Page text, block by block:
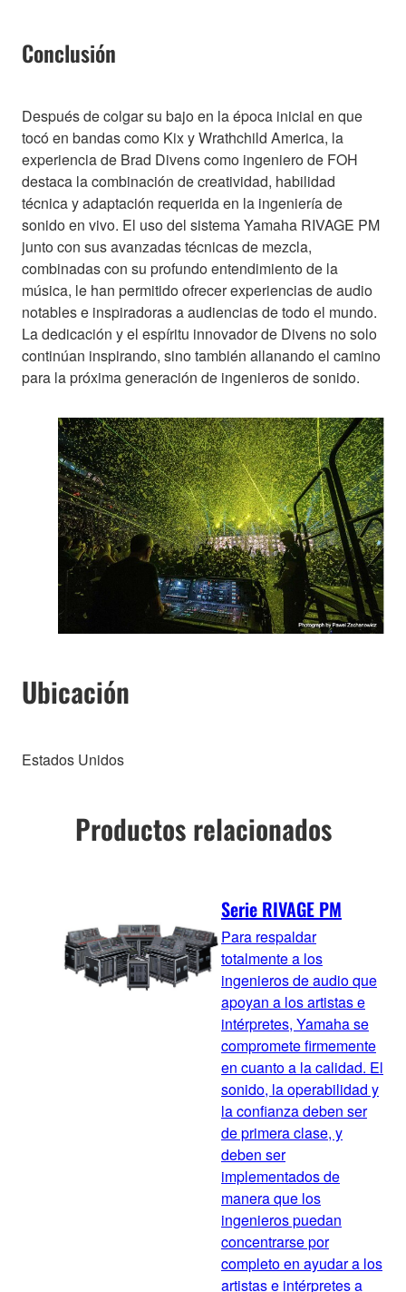
Conclusión
Después de colgar su bajo en la época inicial en que
tocó en bandas como Kix y Wrathchild America, la
experiencia de Brad Divens como ingeniero de FOH
destaca la combinación de creatividad, habilidad
técnica y adaptación requerida en la ingeniería de
sonido en vivo. El uso del sistema Yamaha RIVAGE PM
junto con sus avanzadas técnicas de mezcla,
combinadas con su profundo entendimiento de la
música, le han permitido ofrecer experiencias de audio
notables e inspiradoras a audiencias de todo el mundo.
La dedicación y el espíritu innovador de Divens no solo
continúan inspirando, sino también allanando el camino
para la próxima generación de ingenieros de sonido.
Ubicación
Estados Unidos
Productos relacionados
Serie RIVAGE PM
Para respaldar
totalmente a los
ingenieros de audio que
apoyan a los artistas e
intérpretes, Yamaha se
compromete firmemente
en cuanto a la calidad. El
sonido, la operabilidad y
la confianza deben ser
de primera clase, y
deben ser
implementados de
manera que los
ingenieros puedan
concentrarse por
completo en ayudar a los
artistas e intérpretes a